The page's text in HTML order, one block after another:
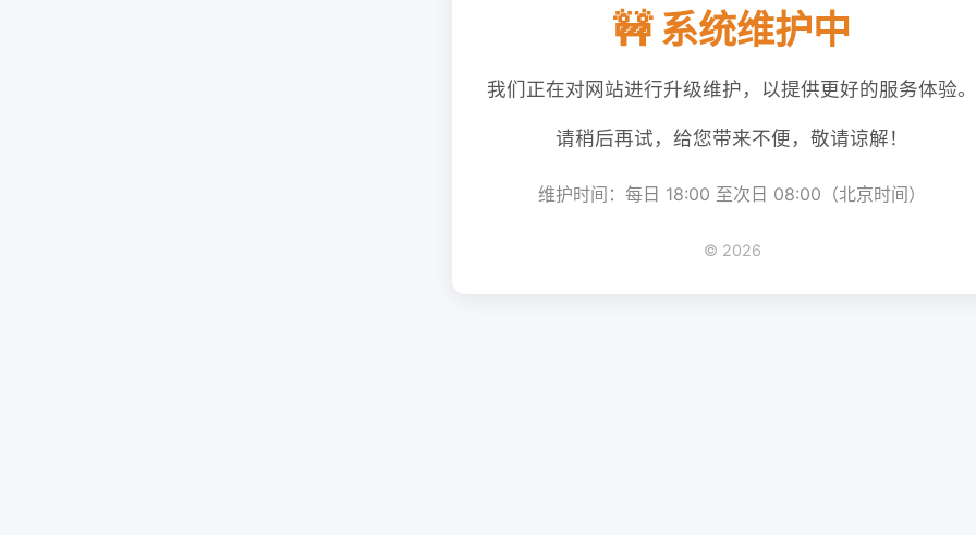
🚧 系统维护中
我们正在对网站进行升级维护，以提供更好的服务体验。
请稍后再试，给您带来不便，敬请谅解！
维护时间：每日 18:00 至次日 08:00（北京时间）
© 2026